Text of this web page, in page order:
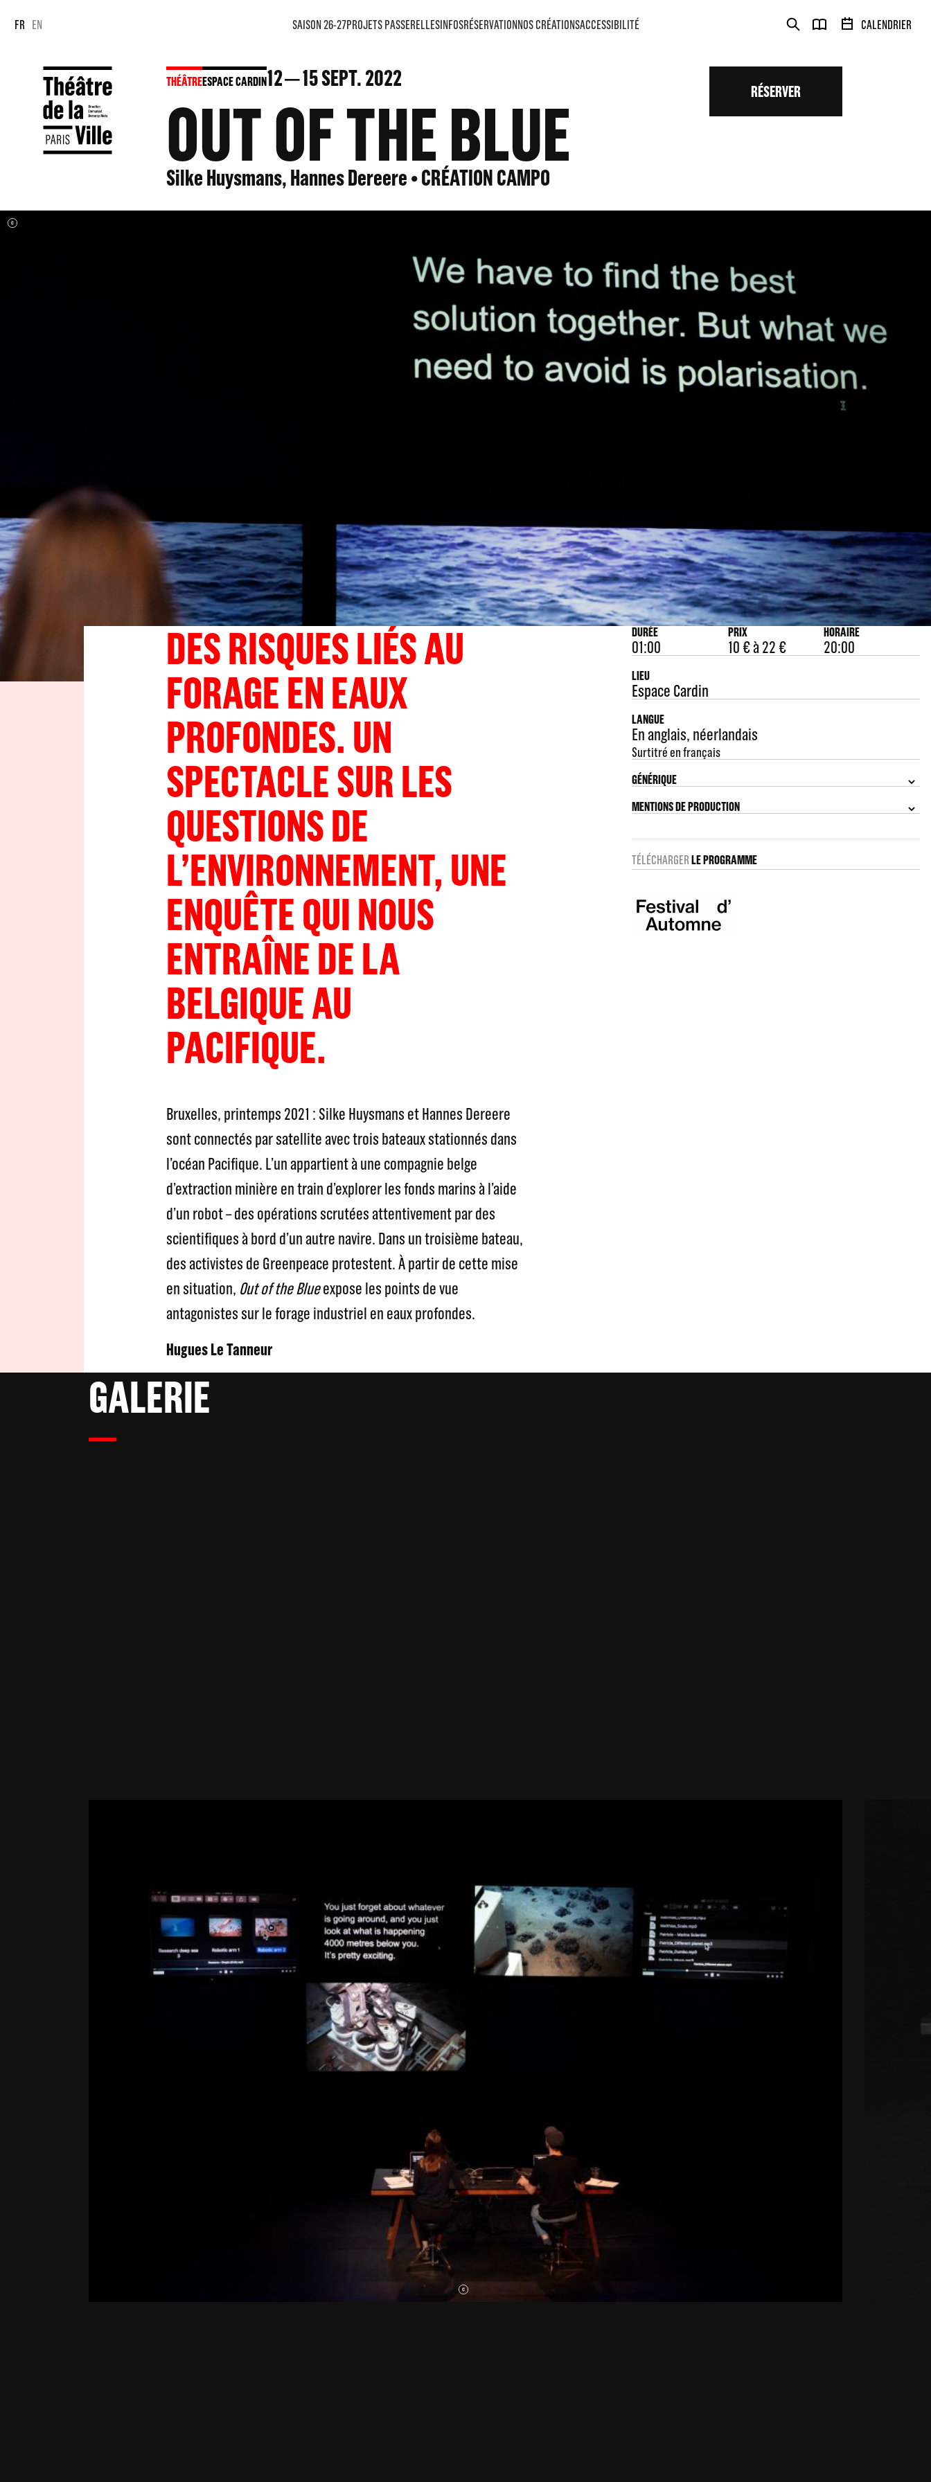
FR EN CALENDRIER
SAISON 26-27PROJETS PASSERELLESINFOSRÉSERVATIONNOS CRÉATIONSACCESSIBILITÉ
THÉÂTREESPACE CARDIN12 15SEPT. 2022
OUT OF THE BLUE
Silke Huysmans, Hannes Dereere • CRÉATION CAMPO
RÉSERVER
DES RISQUES LIÉS AU
FORAGE EN EAUX
PROFONDES. UN
SPECTACLE SUR LES
QUESTIONS DE
L’ENVIRONNEMENT, UNE
ENQUÊTE QUI NOUS
ENTRAÎNE DE LA
BELGIQUE AU
PACIFIQUE.
Bruxelles, printemps 2021 : Silke Huysmans et Hannes Dereere
sont connectés par satellite avec trois bateaux stationnés dans
l’océan Pacifique. L’un appartient à une compagnie belge
d’extraction minière en train d’explorer les fonds marins à l’aide
d’un robot – des opérations scrutées attentivement par des
scientifiques à bord d’un autre navire. Dans un troisième bateau,
des activistes de Greenpeace protestent. À partir de cette mise
en situation, Out of the Blueexpose les points de vue
antagonistes sur le forage industriel en eaux profondes.
Hugues Le Tanneur
DURÉE
01:00
PRIX
10 € à 22 €
HORAIRE
20:00
LIEU
Espace Cardin
LANGUE
En anglais, néerlandais
Surtitré en français
GÉNÉRIQUE
MENTIONS DE PRODUCTION
TÉLÉCHARGERLE PROGRAMME
GALERIE